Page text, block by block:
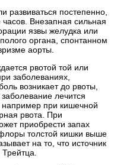
развиваться постепенно,
Внезапная сильная
язвы желудка или
органа, спонтанном
аорты.
рвотой той или
заболеваниях,
возникает до рвоты,
лечится
например при кишечной
рвота. При
приобрести запах
толстой кишки выше
на то, что источник
Трейтца.